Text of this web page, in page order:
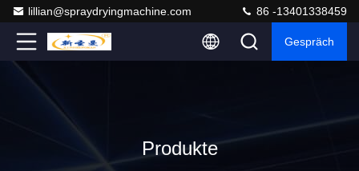
lillian@spraydryingmachine.com 86 -13401338459
Gespräch
Produkte